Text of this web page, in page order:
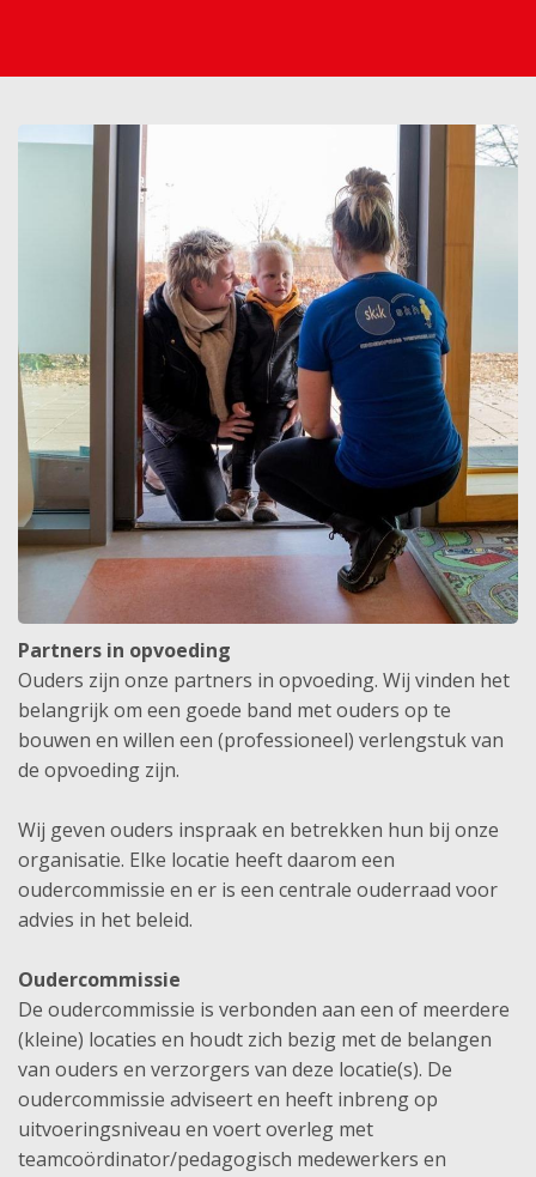
Partners in opvoeding
Ouders zijn onze partners in opvoeding. Wij vinden het
belangrijk om een goede band met ouders op te
bouwen en willen een (professioneel) verlengstuk van
de opvoeding zijn.
Wij geven ouders inspraak en betrekken hun bij onze
organisatie. Elke locatie heeft daarom een
oudercommissie en er is een centrale ouderraad voor
advies in het beleid.
Oudercommissie
De oudercommissie is verbonden aan een of meerdere
(kleine) locaties en houdt zich bezig met de belangen
van ouders en verzorgers van deze locatie(s). De
oudercommissie adviseert en heeft inbreng op
uitvoeringsniveau en voert overleg met
teamcoördinator/pedagogisch medewerkers en